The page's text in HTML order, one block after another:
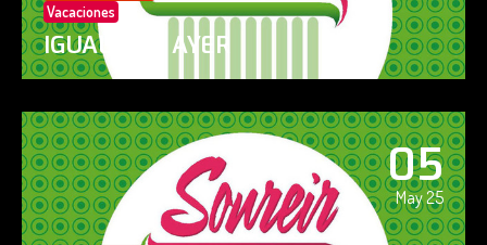
Vacaciones
IGUAL QUE AYER
05
May 25